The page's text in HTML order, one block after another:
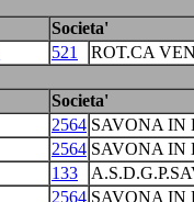
Societa'
521
ROT.CA
Societa'
2564 SAVONA IN
2564 SAVONA IN
133
2564 SAVONA IN